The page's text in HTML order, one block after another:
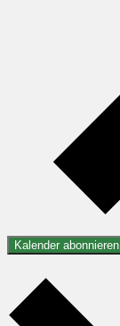
Kalender abonnieren